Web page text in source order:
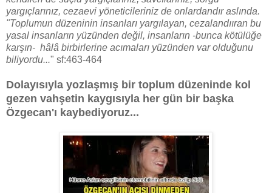
yargıçlarınız, cezaevi yöneticileriniz de onlardandır aslında.
"Toplumun düzeninin insanları yargılayan, cezalandııran bu
yasal insanların yüzünden değil, insanların -bunca kötülüğe
karşın- hâlâ birbirlerine acımaları yüzünden var olduğunu
biliyordu..." sf:463-464
Dolayısıyla yozlaşmış bir toplum düzeninde kol
gezen vahşetin kaygısıyla her gün bir başka
Özgecan'ı kaybediyoruz...